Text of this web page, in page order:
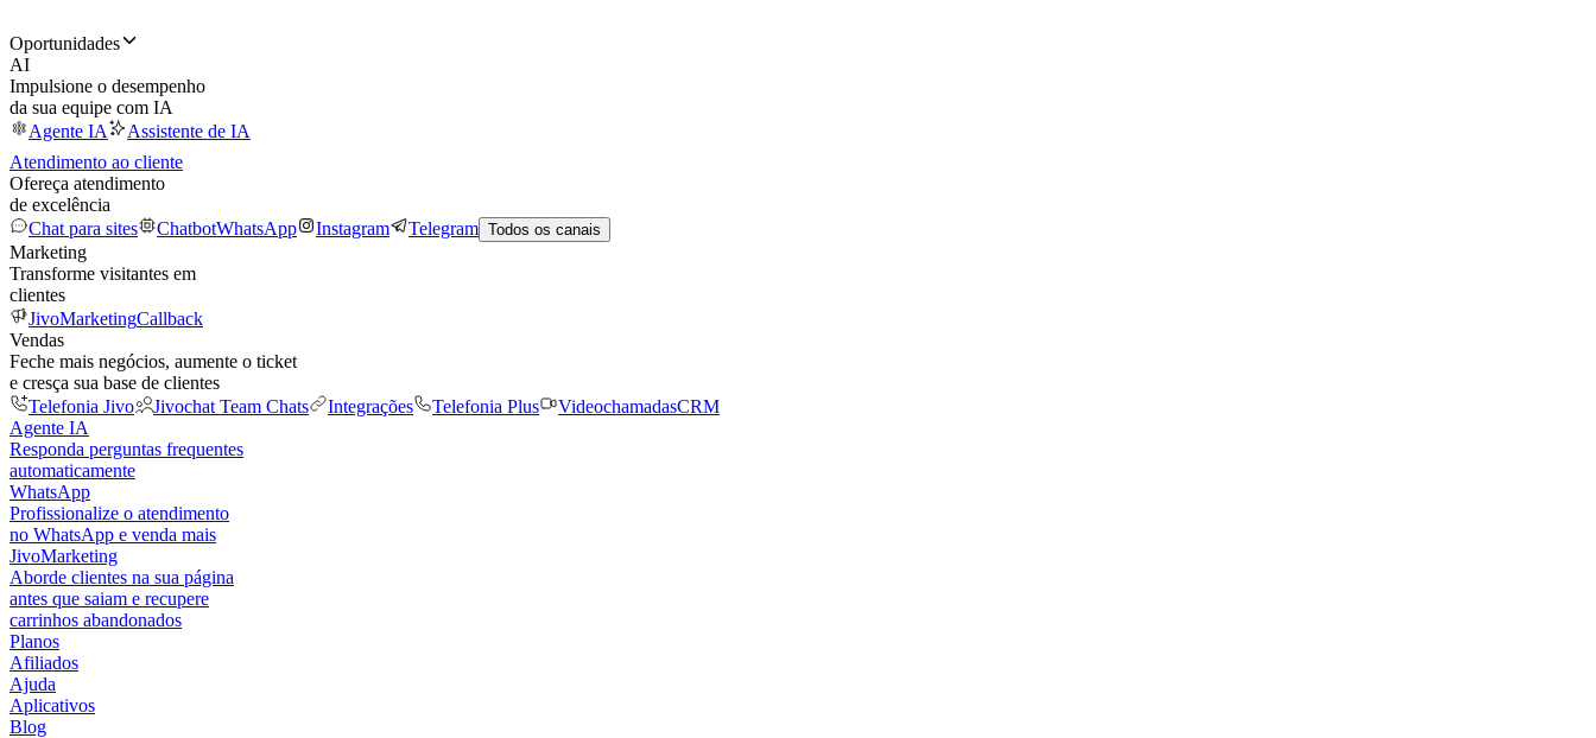
Oportunidades
AI
Impulsione o desempenho
da sua equipe com IA
Agente IA
Assistente de IA
Atendimento ao cliente
Ofereça atendimento
de excelência
Chat para sites
ChatbotWhatsApp Instagram Telegram Todos os canais
Marketing
Transforme visitantes em
clientes
JivoMarketingCallback
Vendas
Feche mais negócios, aumente o ticket
e cresça sua base de clientes
Telefonia Jivo
Jivochat Team Chats Integrações Telefonia Plus VideochamadasCRM
Agente IA
Responda perguntas frequentes
automaticamente
WhatsApp
Profissionalize o atendimento
no WhatsApp e venda mais
JivoMarketing
Aborde clientes na sua página
antes que saiam e recupere
carrinhos abandonados
Planos
Afiliados
Ajuda
Aplicativos
Blog